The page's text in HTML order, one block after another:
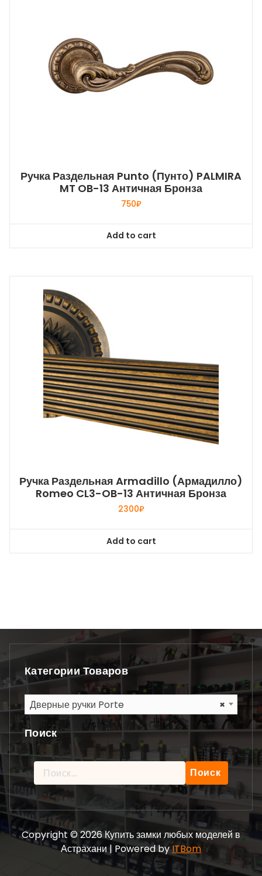
Ручка Раздельная Punto (Пунто) PALMIRA
MT OB-13 Античная Бронза
750₽
Add to cart
Ручка Раздельная Armadillo (Армадилло)
Romeo CL3-OB-13 Античная Бронза
2300₽
Add to cart
Категории Товаров
×
Дверные ручки Porte
Поиск
Найти:
Copyright © 2026 Купить замки любых моделей в
Астрахани | Powered byITBom